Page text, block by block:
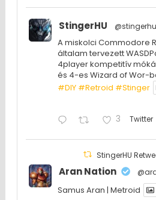
StingerHU @stingerhu
A miskolci Commodore
általam tervezett
4player kompetitív
és 4-es Wizard of Wor-
#DIY #Retroid #Stinger
3 Twitter
StingerHU
Aran Nation
Samus Aran | Metroid